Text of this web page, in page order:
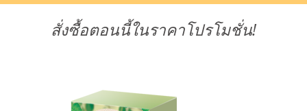
สั่งซื้อตอนนี้ในราคาโปรโมชั่น!